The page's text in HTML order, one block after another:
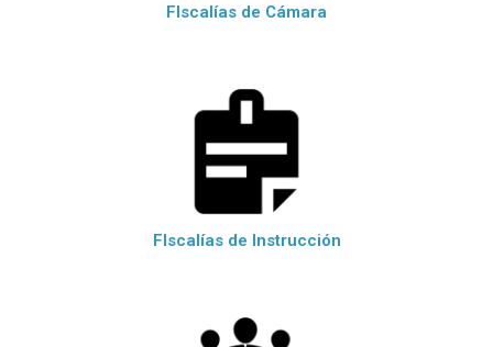
FIscalías de Cámara
FIscalías de Instrucción